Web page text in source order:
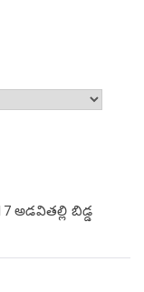
అడవితల్లి బిడ్డ